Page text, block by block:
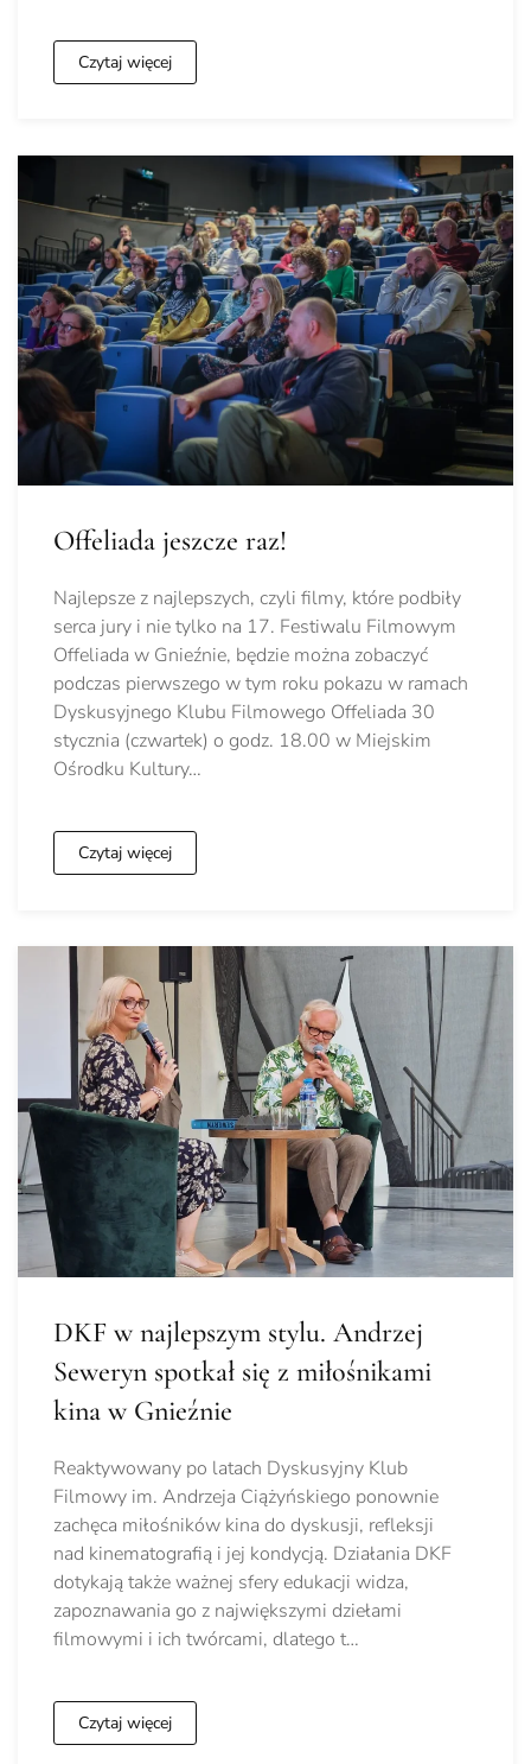
Czytaj więcej
Offeliada jeszcze raz!
Najlepsze z najlepszych, czyli filmy, które podbiły
serca jury i nie tylko na 17. Festiwalu Filmowym
Offeliada w Gnieźnie, będzie można zobaczyć
podczas pierwszego w tym roku pokazu w ramach
Dyskusyjnego Klubu Filmowego Offeliada 30
stycznia (czwartek) o godz. 18.00 w Miejskim
Ośrodku Kultury…
Czytaj więcej
DKF w najlepszym stylu. Andrzej
Seweryn spotkał się z miłośnikami
kina w Gnieźnie
Reaktywowany po latach Dyskusyjny Klub
Filmowy im. Andrzeja Ciążyńskiego ponownie
zachęca miłośników kina do dyskusji, refleksji
nad kinematografią i jej kondycją. Działania DKF
dotykają także ważnej sfery edukacji widza,
zapoznawania go z największymi dziełami
filmowymi i ich twórcami, dlatego t…
Czytaj więcej